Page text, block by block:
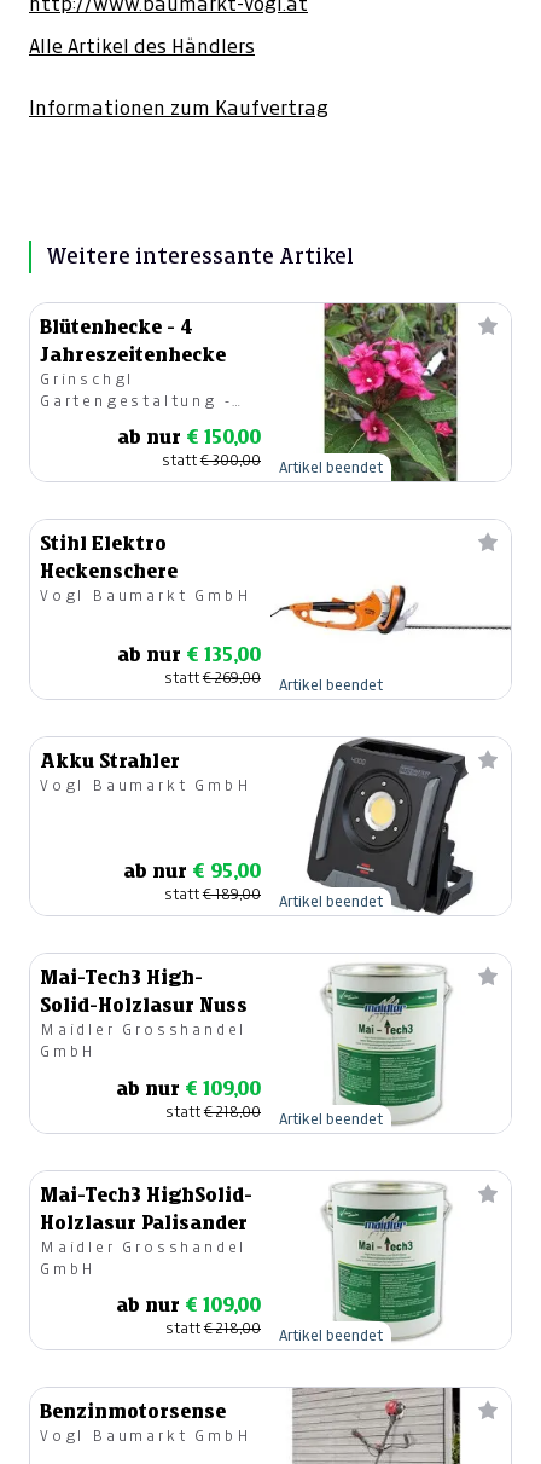
Alle Artikel des Händlers
Informationen zum Kaufvertrag
Weitere interessante Artikel
Blütenhecke - 4
Jahreszeitenhecke
Grinschgl
Gartengestaltung -
ab nur € 150,00
statt€ 300,00 Artikel beendet
Stihl Elektro
Heckenschere
Vogl Baumarkt GmbH
ab nur € 135,00
statt€ 269,00 Artikel beendet
Akku Strahler
Vogl Baumarkt GmbH
ab nur € 95,00
statt€ 189,00 Artikel beendet
Mai-Tech3 High-
Solid-Holzlasur Nuss
Maidler Grosshandel
GmbH
ab nur € 109,00
statt€ 218,00 Artikel beendet
Mai-Tech3 HighSolid-
Holzlasur Palisander
Maidler Grosshandel
GmbH
ab nur € 109,00
statt€ 218,00 Artikel beendet
Benzinmotorsense
Vogl Baumarkt GmbH